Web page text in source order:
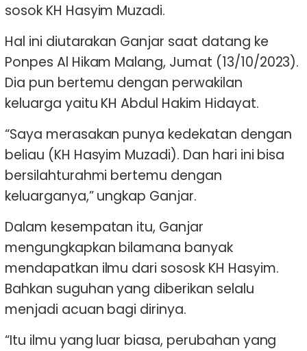
sosok KH Hasyim Muzadi.
Hal ini diutarakan Ganjar saat datang ke
Ponpes Al Hikam Malang, Jumat (13/10/2023).
Dia pun bertemu dengan perwakilan
keluarga yaitu KH Abdul Hakim Hidayat.
“Saya merasakan punya kedekatan dengan
beliau (KH Hasyim Muzadi). Dan hari ini bisa
bersilahturahmi bertemu dengan
keluarganya,” ungkap Ganjar.
Dalam kesempatan itu, Ganjar
mengungkapkan bilamana banyak
mendapatkan ilmu dari sososk KH Hasyim.
Bahkan suguhan yang diberikan selalu
menjadi acuan bagi dirinya.
“Itu ilmu yang luar biasa, perubahan yang